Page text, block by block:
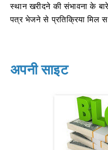
स्थान खरीदने की संभावना के
पत्र भेजने से प्रतिक्रिया मिल
अपनी साइट